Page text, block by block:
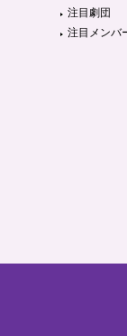
注目劇団
注目メンバ